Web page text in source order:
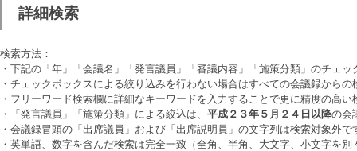
詳細検索
検索方法：
・下記の「年」「会議名」「発言議員」「審議内容」「施策分類」のチェ
・チェックボックスによる絞り込みを行わない場合はすべての会議録からの
・フリーワード検索欄に詳細なキーワードを入力することで更に精度の高い
・「発言議員」「施策分類」による絞込は、 平成２３年５月２４日以降の会
・会議録冒頭の「出席議員」および「出席説明員」の文字列は検索対象外で
・英単語、数字を含んだ検索は完全一致（全角、半角、大文字、小文字を